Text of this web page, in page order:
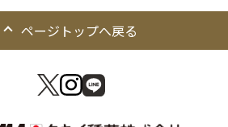
ページトップへ戻る